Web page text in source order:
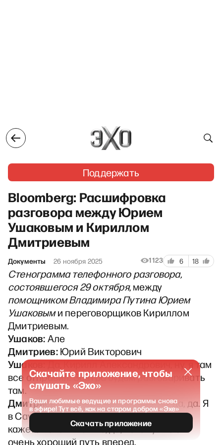
Поддержать
Bloomberg: Расшифровка
разговора между Юрием
Ушаковым и Кириллом
Дмитриевым
Документы 26 ноября 2025 1123 6 18
Стенограмма телефонного разговора,
состоявшегося 29 октября, между
помощником Владимира Путина Юрием
Ушаковыми переговорщиков Кириллом
Дмитриевым.
Ушаков:Але
Дмитриев:Юрий Викторович
Ушаков:Да, Кирилл Александрович, ну, я там
все отправил. Завтра будем разговаривать
там.
Дмитриев:Ну здорово, здорово. да, да, да. Я
в Саудовскую Аравию улетел, но мне
кажется очень важно, да, потому что это
очень хороший путь вперед.
Скачайте приложение, чтобы
слушать «Эхо»
Ваши любимые ведущие и программы снова
в эфире! Тут всё, как на старом добром «Эхе»
Скачать приложение